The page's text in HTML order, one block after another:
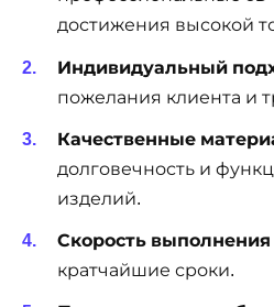
достижения высокой
Индивидуальный
пожелания клиента и
Качественные
долговечность и
изделий.
Скорость выполнения
кратчайшие сроки.